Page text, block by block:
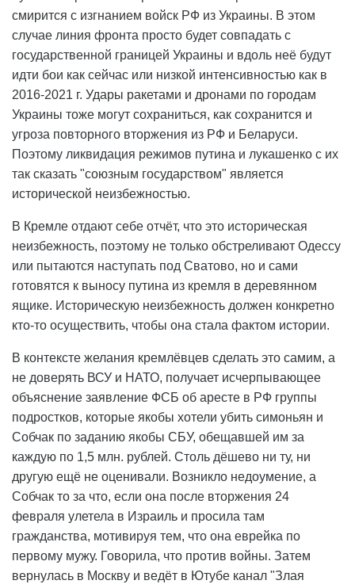
смирится с изгнанием войск РФ из Украины. В этом
случае линия фронта просто будет совпадать с
государственной границей Украины и вдоль неё будут
идти бои как сейчас или низкой интенсивностью как в
2016-2021 г. Удары ракетами и дронами по городам
Украины тоже могут сохраниться, как сохранится и
угроза повторного вторжения из РФ и Беларуси.
Поэтому ликвидация режимов путина и лукашенко с их
так сказать "союзным государством" является
исторической неизбежностью.
В Кремле отдают себе отчёт, что это историческая
неизбежность, поэтому не только обстреливают Одессу
или пытаются наступать под Сватово, но и сами
готовятся к выносу путина из кремля в деревянном
ящике. Историческую неизбежность должен конкретно
кто-то осуществить, чтобы она стала фактом истории.
В контексте желания кремлёвцев сделать это самим, а
не доверять ВСУ и НАТО, получает исчерпывающее
объяснение заявление ФСБ об аресте в РФ группы
подростков, которые якобы хотели убить симоньян и
Собчак по заданию якобы СБУ, обещавшей им за
каждую по 1,5 млн. рублей. Столь дёшево ни ту, ни
другую ещё не оценивали. Возникло недоумение, а
Собчак то за что, если она после вторжения 24
февраля улетела в Израиль и просила там
гражданства, мотивируя тем, что она еврейка по
первому мужу. Говорила, что против войны. Затем
вернулась в Москву и ведёт в Ютубе канал "Злая